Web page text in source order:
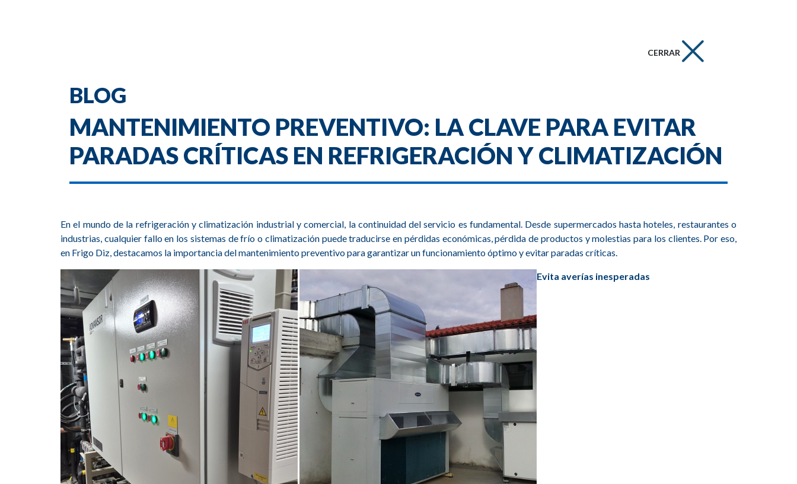
CERRAR
BLOG
MANTENIMIENTO PREVENTIVO: LA CLAVE PARA EVITAR
PARADAS CRÍTICAS EN REFRIGERACIÓN Y CLIMATIZACIÓN
En el mundo de la refrigeraciónyclimatización industrial y comercial, la continuidad del servicio es fundamental. Desde supermercados hasta hoteles, restaurantes o
industrias, cualquier fallo en los sistemas de frío o climatización puede traducirse en pérdidas económicas, pérdida de productos y molestias para los clientes. Por eso,
en Frigo Diz, destacamos la importancia delmantenimiento preventivopara garantizar un funcionamiento óptimo y evitar paradas críticas.
Evita averías inesperadas